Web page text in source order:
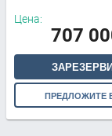
Цена:
707
ПРЕДЛОЖИТЕ